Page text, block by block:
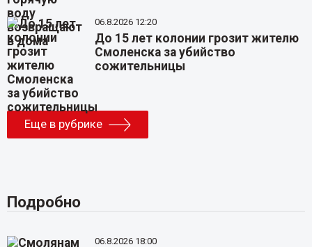
06.8.2026 12:20
До 15 лет колонии грозит жителю
Смоленска за убийство
сожительницы
Еще в рубрике
Подробно
06.8.2026 18:00